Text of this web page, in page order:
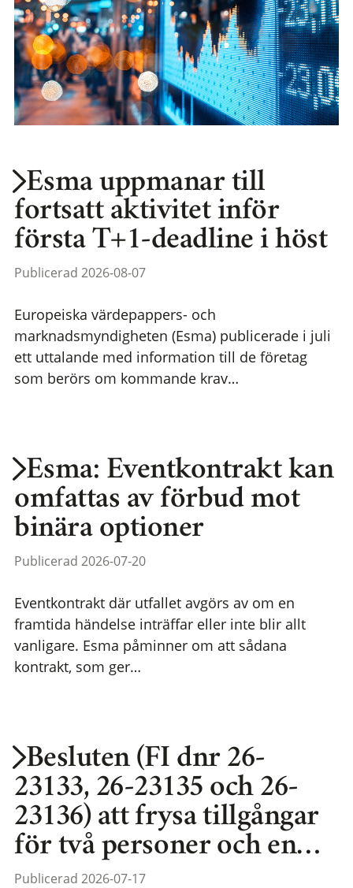
Esma uppmanar till
fortsatt aktivitet inför
första T+1-deadline i höst
Publicerad 2026-08-07
Europeiska värdepappers- och
marknadsmyndigheten (Esma) publicerade i juli
ett uttalande med information till de företag
som berörs om kommande krav…
Esma: Eventkontrakt kan
omfattas av förbud mot
binära optioner
Publicerad 2026-07-20
Eventkontrakt där utfallet avgörs av om en
framtida händelse inträffar eller inte blir allt
vanligare. Esma påminner om att sådana
kontrakt, som ger…
Besluten (FI dnr 26-
23133, 26-23135 och 26-
23136) att frysa tillgångar
för två personer och en…
Publicerad 2026-07-17